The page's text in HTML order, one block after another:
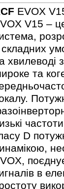
EVOX
V15 –
хвилеводі
та
D
в